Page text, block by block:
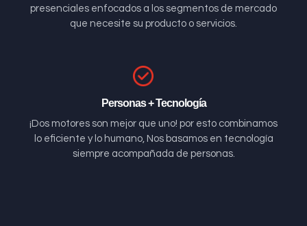
presenciales enfocados a los segmentos de mercado
que necesite su producto o servicios.
Personas + Tecnología
¡Dos motores son mejor que uno! por esto combinamos
lo eficiente y lo humano, Nos basamos en tecnología
siempre acompañada de personas.